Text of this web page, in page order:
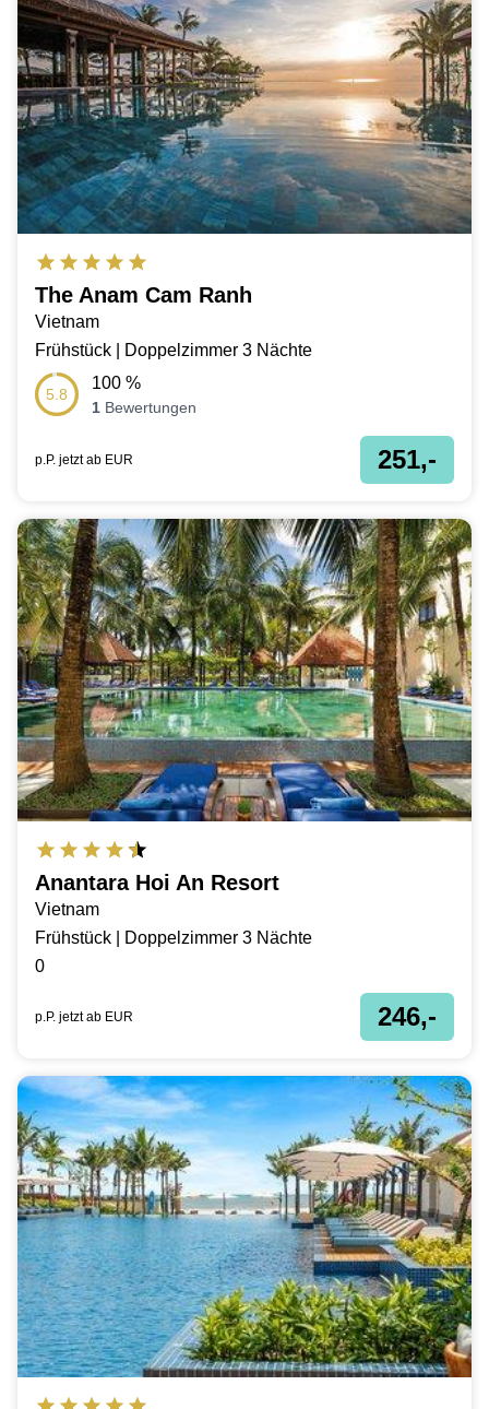
The Anam Cam Ranh
Vietnam
Frühstück | Doppelzimmer 3 Nächte
5.8
100 %
1 Bewertungen
p.P. jetzt ab EUR 251,-
Anantara Hoi An Resort
Vietnam
Frühstück | Doppelzimmer 3 Nächte
0
p.P. jetzt ab EUR 246,-